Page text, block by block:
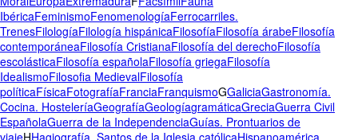
IbéricaFeminismoFenomenologíaFerrocarriles.
TrenesFilologíaFilología hispánicaFilosofíaFilosofía árabeFilosofía
contemporáneaFilosofía CristianaFilosofía del derechoFilosofía
escolásticaFilosofía españolaFilosofía griegaFilosofía
IdealismoFilosofia MedievalFilosofía
políticaFísicaFotografíaFranciaFranquismoGGaliciaGastronomía.
Cocina. HosteleríaGeografíaGeologíagramáticaGreciaGuerra Civil
EspañolaGuerra de la IndependenciaGuías. Prontuarios de
viajeHHagiografía. Santos de la Iglesia católicaHispanoamérica.